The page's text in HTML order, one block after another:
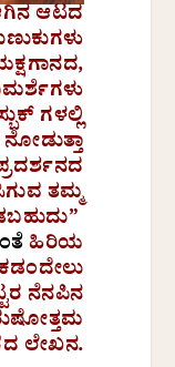
ಆಟದ
ಗಳಲ್ಲಿ
ತಮ್ಮ
ಹಿರಿಯ
ನೆನಪಿನ
ಲೇಖನ.